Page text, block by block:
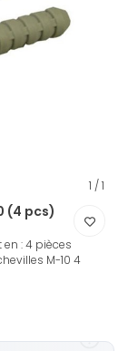
1 / 1
(4 pcs)
: 4 pièces
M-10 4